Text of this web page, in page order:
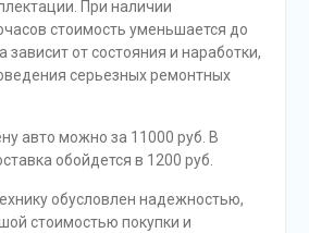
При наличии
стоимость уменьшается до
зависит от состояния и наработки,
серьезных ремонтных
авто можно за 11000 руб. В
обойдется в 1200 руб.
обусловлен надежностью,
стоимостью покупки и